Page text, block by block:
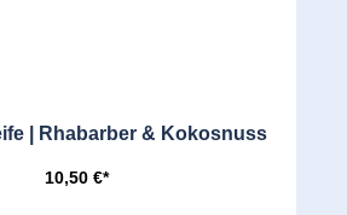
| Rhabarber & Kokosnuss
10,50 €*